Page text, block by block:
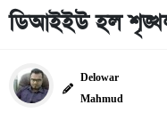
ডিআইইউ হল
Delowar
Mahmud